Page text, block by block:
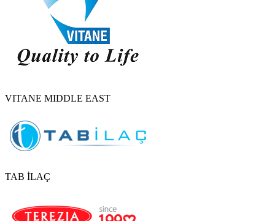
VITANE MIDDLE EAST
TAB İLAÇ